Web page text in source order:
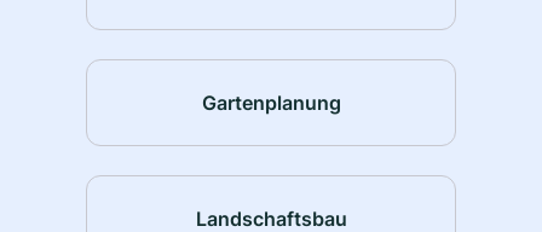
Gartenplanung
Landschaftsbau